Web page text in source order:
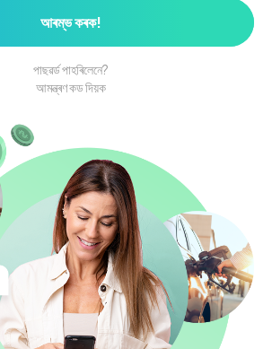
আৰম্ভ কৰক!
পাছৱৰ্ড পাহৰিলেনে?
আমন্ত্ৰণ কড দিয়ক